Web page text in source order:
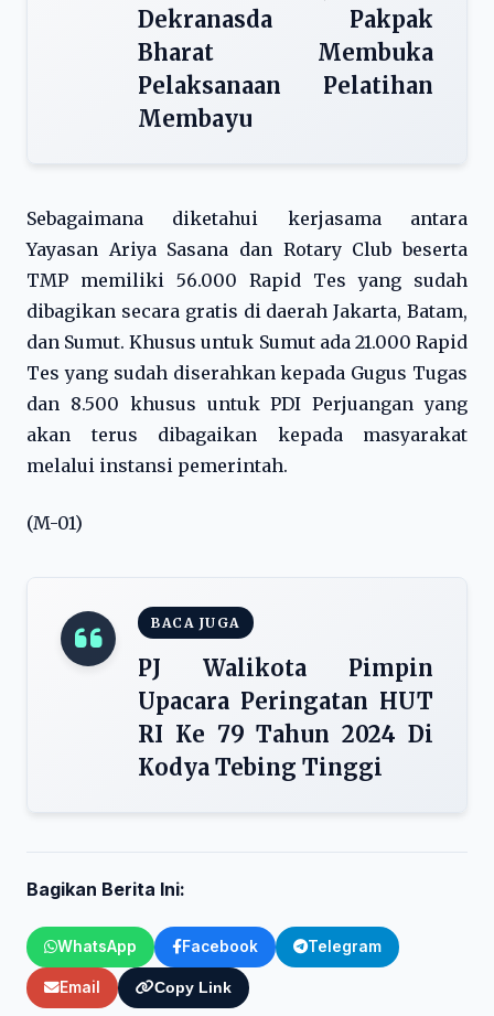
Dekranasda Pakpak
Bharat Membuka
Pelaksanaan Pelatihan
Membayu
Sebagaimana diketahui kerjasama antara
Yayasan Ariya Sasana dan Rotary Club beserta
TMP memiliki 56.000 Rapid Tes yang sudah
dibagikan secara gratis di daerah Jakarta, Batam,
dan Sumut. Khusus untuk Sumut ada 21.000 Rapid
Tes yang sudah diserahkan kepada Gugus Tugas
dan 8.500 khusus untuk PDI Perjuangan yang
akan terus dibagaikan kepada masyarakat
melalui instansi pemerintah.
(M-01)
BACA JUGA
PJ Walikota Pimpin
Upacara Peringatan HUT
RI Ke 79 Tahun 2024 Di
Kodya Tebing Tinggi
Bagikan Berita Ini:
WhatsApp Facebook Telegram
Email Copy Link